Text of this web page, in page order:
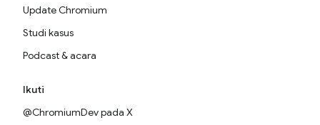
Update Chromium
Studi kasus
Podcast & acara
Ikuti
@ChromiumDev pada X